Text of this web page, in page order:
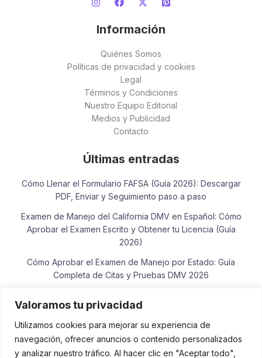
Valoramos tu privacidad
Utilizamos cookies para mejorar su experiencia de
navegación, ofrecer anuncios o contenido personalizados
y analizar nuestro tráfico. Al hacer clic en "Aceptar todo",
Información
Quiénes Somos
Políticas de privacidad y cookies
Legal
Términos y Condiciones
Nuestro Equipo Editorial
Medios y Publicidad
Contacto
Últimas entradas
Cómo Llenar el Formulario FAFSA (Guía 2026): Descargar
PDF, Enviar y Seguimiento paso a paso
Examen de Manejo del California DMV en Español: Cómo
Aprobar el Examen Escrito y Obtener tu Licencia (Guía
2026)
Cómo Aprobar el Examen de Manejo por Estado: Guía
Completa de Citas y Pruebas DMV 2026
Español: Guía Completa 2026
Examen de Lectura y Escritura para la Ciudadanía
Americana: Guía de Práctica, Frases Oficiales y Vocabulario
USCIS